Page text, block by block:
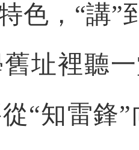
色，“講
址裡聽
“知雷鋒